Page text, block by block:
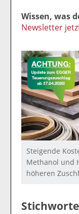
Wissen, was
Newsletter
Steigende
Methanol und
höheren
Stichworte